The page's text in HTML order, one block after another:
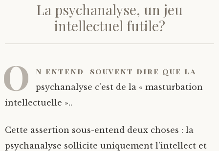
La psychanalyse, un jeu
intellectuel futile?
O n entend souvent dire que la
psychanalyse c’est de la « masturbation
intellectuelle »..
Cette assertion sous-entend deux choses : la
psychanalyse sollicite uniquement l’intellect et